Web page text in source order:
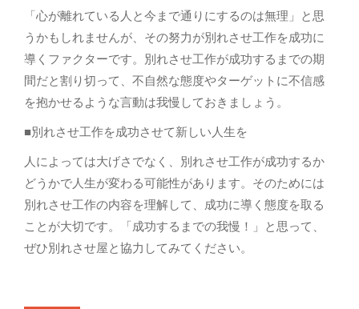
「心が離れている人と今まで通りにするのは無理」と思
うかもしれませんが、その努力が別れさせ工作を成功に
導くファクターです。別れさせ工作が成功するまでの期
間だと割り切って、不自然な態度やターゲットに不信感
を抱かせるような言動は我慢しておきましょう。
■別れさせ工作を成功させて新しい人生を
人によっては大げさでなく、別れさせ工作が成功するか
どうかで人生が変わる可能性があります。そのためには
別れさせ工作の内容を理解して、成功に導く態度を取る
ことが大切です。「成功するまでの我慢！」と思って、
ぜひ別れさせ屋と協力してみてください。